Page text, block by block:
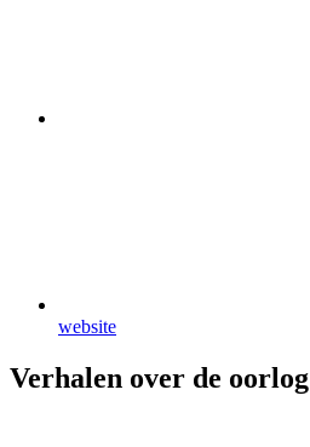
website
Verhalen over de oorlog